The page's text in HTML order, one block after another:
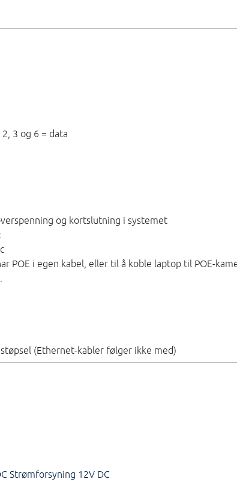
3 og 6 = data
og kortslutning i systemet
POE i egen kabel, eller til å koble laptop til POE-
(Ethernet-kabler følger ikke med)
Strømforsyning 12V DC